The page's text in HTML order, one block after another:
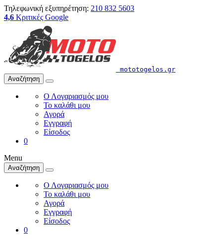
Τηλεφωνική εξυπηρέτηση: 210 832 5603
4,6 Κριτικές Google
mototogelos.gr
Αναζήτηση
Ο Λογαριασμός μου
Το καλάθι μου
Αγορά
Εγγραφή
Είσοδος
0
Menu
Αναζήτηση
Ο Λογαριασμός μου
Το καλάθι μου
Αγορά
Εγγραφή
Είσοδος
0